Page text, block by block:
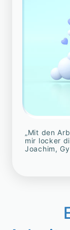
„Mit den
mir locker
Joachim,